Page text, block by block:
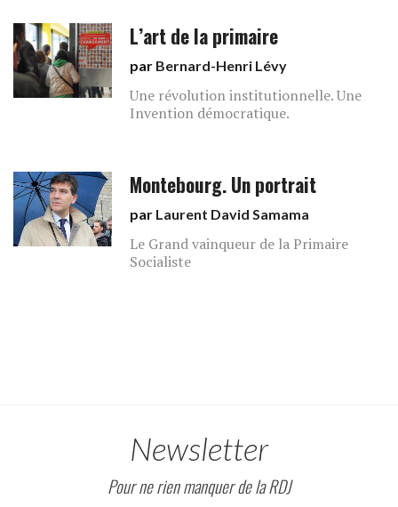
L’art de la primaire
par Bernard-Henri Lévy
Une révolution institutionnelle. Une
Invention démocratique.
Montebourg. Un portrait
par Laurent David Samama
Le Grand vainqueur de la Primaire
Socialiste
Newsletter
Pour ne rien manquer de la RDJ